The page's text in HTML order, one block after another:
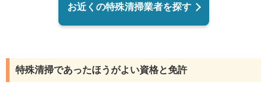
お近くの特殊清掃業者を探す
特殊清掃であったほうがよい資格と免許